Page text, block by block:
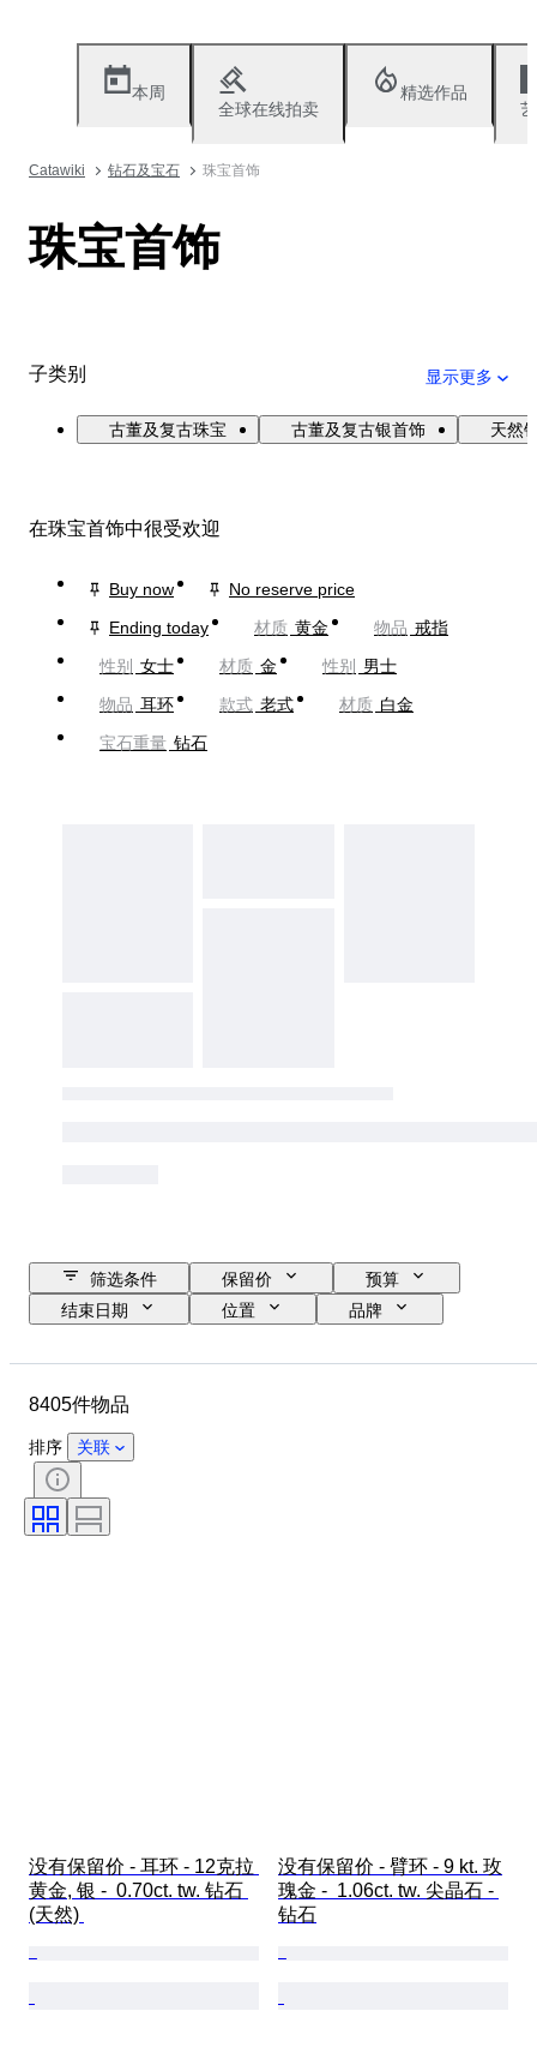
本周
全球在线拍卖
精选作品
Catawiki 钻石及宝石 珠宝首饰
珠宝首饰
子类别 显示更多
古董及复古珠宝 古董及复古银首饰 天然
在珠宝首饰中很受欢迎
Buy now
No reserve price
Ending today
材质 黄金 物品 戒指
性别 女士 材质 金 性别
男士
物品 耳环 款式 老式 材质 白金
宝石重量 钻石
筛选条件 保留价
预算
结束日期
位置
品牌
证明
切割
确切的颜色
宝石透明度
珍珠光泽
8405件物品
排序 关联
没有保留价 - 耳环 - 12克拉
黄金, 银 -  0.70ct. tw. 钻石
(天然)
没有保留价 - 臂环 - 9 kt. 玫
瑰金 -  1.06ct. tw. 尖晶石 -
钻石